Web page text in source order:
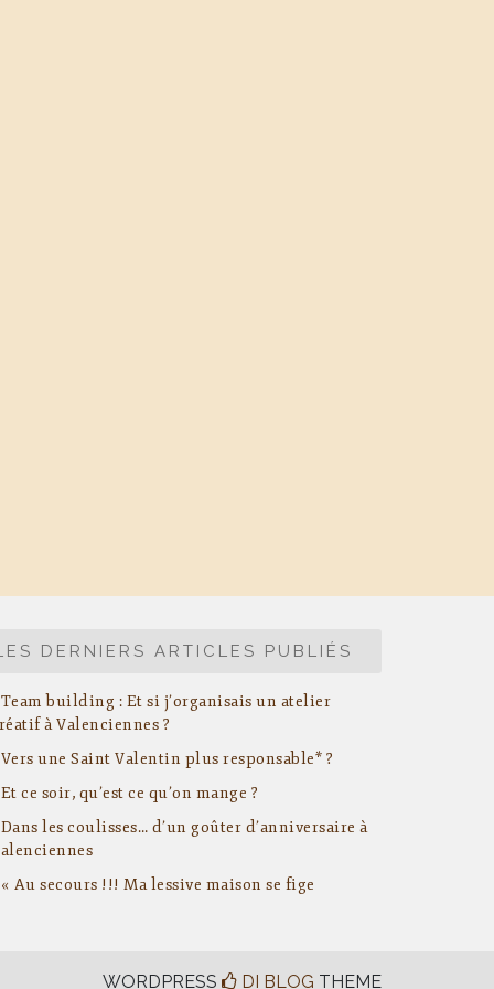
DERNIERS ARTICLES PUBLIÉS
Team building : Et si j’organisais un atelier
à Valenciennes ?
Vers une Saint Valentin plus responsable* ?
Et ce soir, qu’est ce qu’on mange ?
Dans les coulisses… d’un goûter d’anniversaire à
« Au secours !!! Ma lessive maison se fige
WORDPRESS DI BLOG THEME